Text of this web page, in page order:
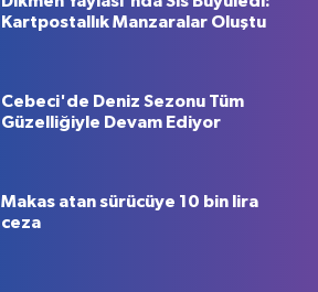
Kartpostallık Manzaralar Oluştu
Cebeci'de Deniz Sezonu Tüm
Güzelliğiyle Devam Ediyor
Makas atan sürücüye 10 bin lira
ceza